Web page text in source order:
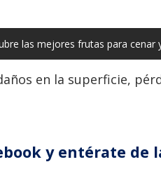
las mejores frutas para
en la superficie,
y entérate